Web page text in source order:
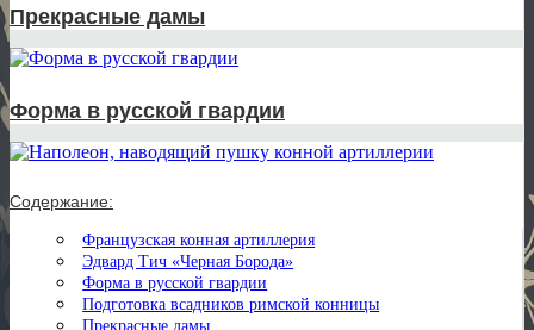
Прекрасные дамы
Форма в русской гвардии
Содержание:
Французская конная артиллерия
Эдвард Тич «Черная Борода»
Форма в русской гвардии
Подготовка всадников римской конницы
Прекрасные дамы